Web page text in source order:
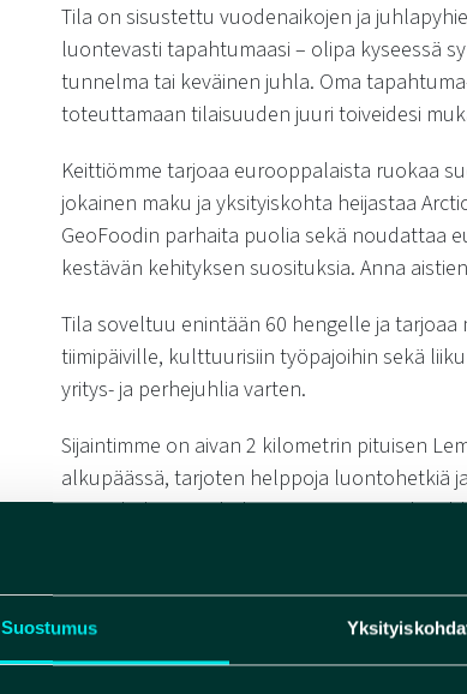
Suostumus
Tila on sisustettu vuodenaikojen ja
luontevasti tapahtumaasi – olipa kyseessä
tunnelma tai keväinen juhla. Oma
toteuttamaan tilaisuuden juuri toiveidesi
Keittiömme tarjoaa eurooppalaista ruokaa
jokainen maku ja yksityiskohta heijastaa
GeoFoodin parhaita puolia sekä noudattaa
kestävän kehityksen suosituksia. Anna
Tila soveltuu enintään 60 hengelle ja tarjoaa
tiimipäiville, kulttuurisiin työpajoihin sekä
yritys- ja perhejuhlia varten.
Sijaintimme on aivan 2 kilometrin pituisen
alkupäässä, tarjoten helppoja luontohetkiä
nuotiokulttuuriin kokouspäivien tai
sulautuvat saumattomasti elämykselliseen
VERKKOSIVUT